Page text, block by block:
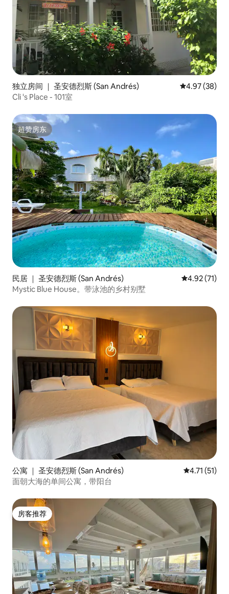
独立房间 ｜ 圣安德烈斯 (San Andrés) 平均评分
4.97 (38)
Cli 's Place - 101室
超赞房东
超赞房东
民居 ｜ 圣安德烈斯 (San Andrés) 平均评分
4.92 (71)
Mystic Blue House。带泳池的乡村别墅
公寓 ｜ 圣安德烈斯 (San Andrés) 平均评分
4.71 (51)
面朝大海的单间公寓，带阳台
房客推荐
房客推荐